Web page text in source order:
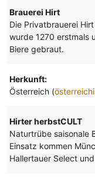
Brauerei Hirt
Die Privatbrauerei
wurde 1270 erstmals
Biere gebraut.
Herkunft:
Österreich (
Hirter herbstCULT
Naturtrübe saisonale
Einsatz kommen
Hallertauer Select